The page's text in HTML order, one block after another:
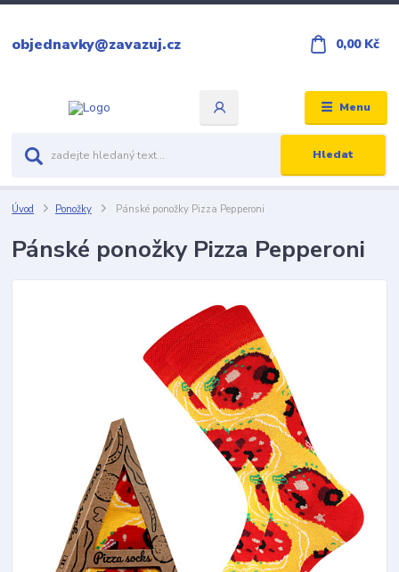
Menu
Hledat
objednavky@zavazuj.cz 0,00 Kč
Úvod Ponožky Pánské ponožky Pizza Pepperoni
Pánské ponožky Pizza Pepperoni